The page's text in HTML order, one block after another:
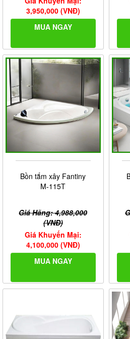
3,950,000 (VNĐ)
MUA NGAY
Bồn tắm xây Fantiny
M-115T
Giá Hãng: 4,988,000
(VNĐ)
Giá Khuyến Mại:
4,100,000 (VNĐ)
MUA NGAY